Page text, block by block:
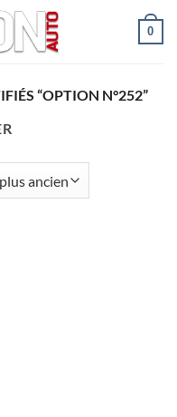
0
“OPTION N°252”